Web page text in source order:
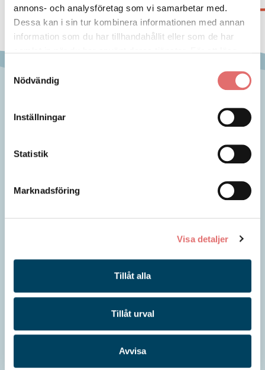
annons- och analysföretag som vi samarbetar med.
Dessa kan i sin tur kombinera informationen med annan
information som du har tillhandahållit eller som de har
mer här.
Samtyckesval
Nödvändig
Inställningar
Statistik
Marknadsföring
Visa detaljer
Tillåt alla
Tillåt urval
Avvisa
Bodelning
Vårdnadstvist
Ordlista
Om Verahill